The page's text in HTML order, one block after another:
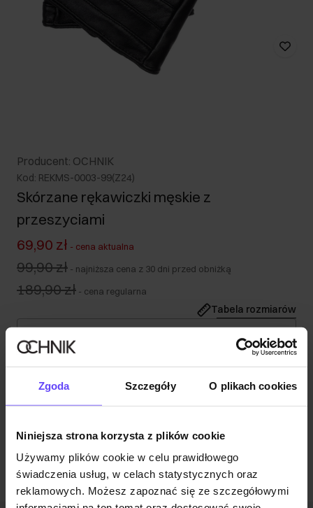
Zgoda Szczegóły O plikach cookies
Niniejsza strona korzysta z plików cookie
Używamy plików cookie w celu prawidłowego
świadczenia usług, w celach statystycznych oraz
reklamowych. Możesz zapoznać się ze szczegółowymi
Producent: OCHNIK
Kod: REKMS-0003-99(Z24)
Skórzane rękawiczki męskie z
przeszyciami
69,90 zł - cena aktualna
99,90 zł - najniższa cena z 30 dni przed obniżką
189,90 zł - cena regularna
Tabela rozmiarów
Wysyłka w 1 dzień roboczy
Opis produktu
Opinie